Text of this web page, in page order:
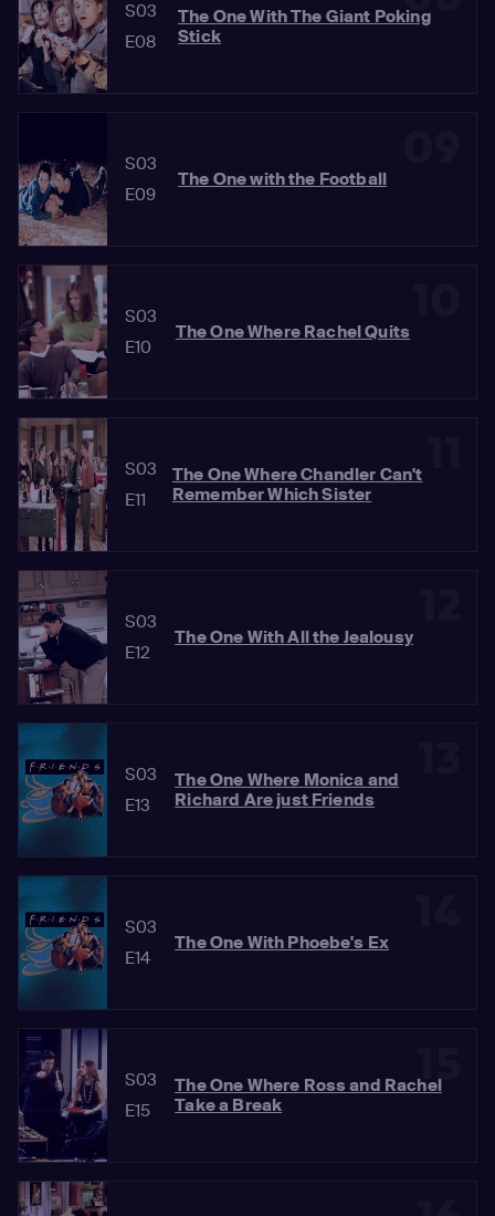
S03
E08
The One With The Giant Poking
Stick
S03
E09
The One with the Football
S03
E10
The One Where Rachel Quits
S03
E11
The One Where Chandler Can't
Remember Which Sister
S03
E12
The One With All the Jealousy
S03
E13
The One Where Monica and
Richard Are just Friends
S03
E14
The One With Phoebe's Ex
15
S03
E15
The One Where Ross and Rachel
Take a Break